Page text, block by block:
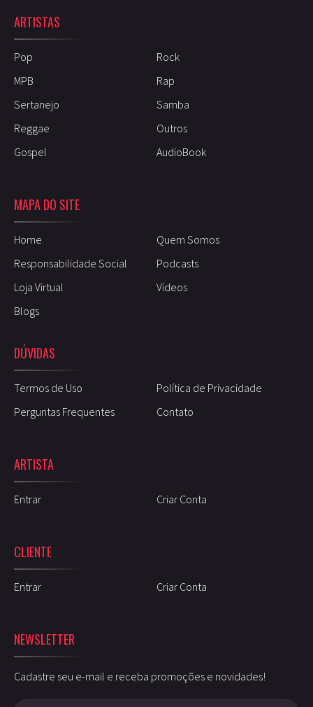
ARTISTAS
Pop
Rock
MPB
Rap
Sertanejo
Samba
Reggae
Outros
Gospel
AudioBook
MAPA DO SITE
Home
Quem Somos
Responsabilidade Social
Podcasts
Loja Virtual
Vídeos
Blogs
DÚVIDAS
Termos de Uso
Política de Privacidade
Perguntas Frequentes
Contato
ARTISTA
Entrar Criar Conta
CLIENTE
Entrar Criar Conta
NEWSLETTER
Cadastre seu e-mail e receba promoções e novidades!